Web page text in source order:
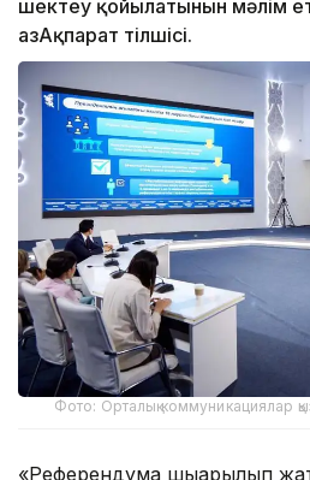
шектеу қойылатынын мәлім
ҚазАқпарат тілшісі.
Фото: Орталық коммуникациялар
«Референдумға шығарылып